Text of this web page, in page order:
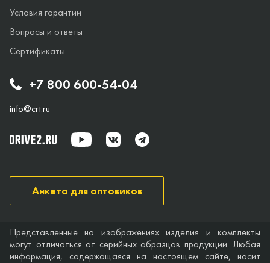
+7 800 600-54-04
info@crt.ru
Условия гарантии
Вопросы и ответы
Сертификаты
Анкета для оптовиков
Представленные на изображениях изделия и комплекты
могут отличаться от серийных образцов продукции. Любая
информация, содержащаяся на настоящем сайте, носит